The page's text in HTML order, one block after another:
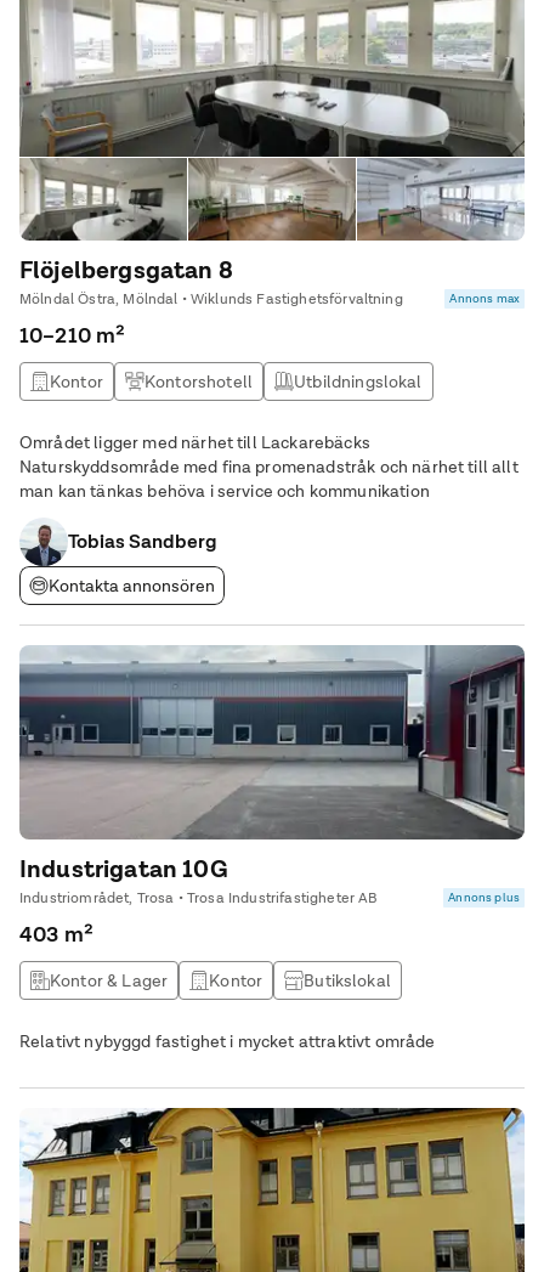
Flöjelbergsgatan 8
Mölndal Östra, Mölndal • Wiklunds Fastighetsförvaltning Annons max
10–210 m²
Kontor Kontorshotell
Utbildningslokal
Området ligger med närhet till Lackarebäcks
Naturskyddsområde med fina promenadstråk och närhet till allt
man kan tänkas behöva i service och kommunikation
Tobias Sandberg
Kontakta annonsören
Industrigatan 10G
Industriområdet, Trosa • Trosa Industrifastigheter AB Annons plus
403 m²
Kontor & Lager Kontor
Butikslokal
Relativt nybyggd fastighet i mycket attraktivt område